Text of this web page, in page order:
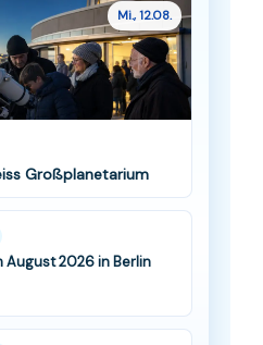
Mi., 12.08.
Großplanetarium
August 2026 in Berlin